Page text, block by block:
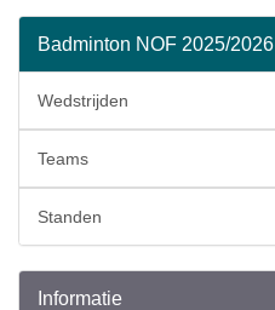
Badminton NOF 2025/2026
Wedstrijden
Teams
Standen
Informatie